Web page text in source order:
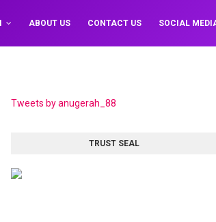
ABOUT US CONTACT US SOCIAL
Tweets by anugerah_88
TRUST SEAL